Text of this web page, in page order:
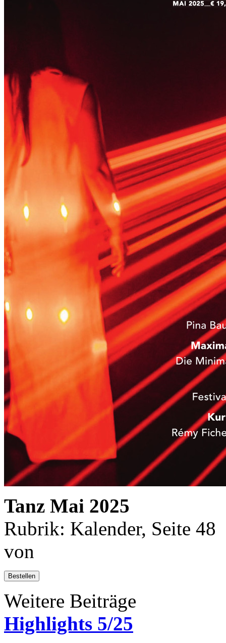
Tanz Mai 2025
Rubrik: Kalender, Seite 48
von
Bestellen
Weitere Beiträge
Highlights 5/25